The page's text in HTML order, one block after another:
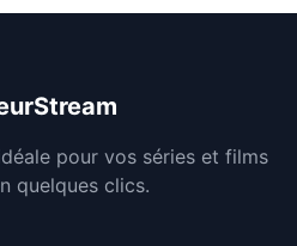
pour vos séries et films
quelques clics.